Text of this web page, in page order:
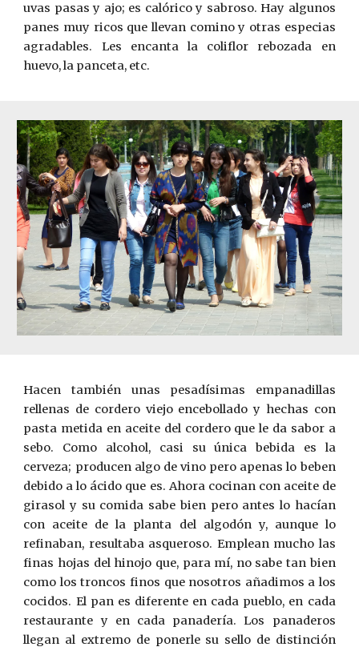
uvas pasas y ajo; es calórico y sabroso. Hay algunos
panes muy ricos que llevan comino y otras especias
agradables. Les encanta la coliflor rebozada en
huevo, la panceta, etc.
Hacen también unas pesadísimas empanadillas
rellenas de cordero viejo encebollado y hechas con
pasta metida en aceite del cordero que le da sabor a
sebo. Como alcohol, casi su única bebida es la
cerveza; producen algo de vino pero apenas lo beben
debido a lo ácido que es. Ahora cocinan con aceite de
girasol y su comida sabe bien pero antes lo hacían
con aceite de la planta del algodón y, aunque lo
refinaban, resultaba asqueroso. Emplean mucho las
finas hojas del hinojo que, para mí, no sabe tan bien
como los troncos finos que nosotros añadimos a los
cocidos. El pan es diferente en cada pueblo, en cada
restaurante y en cada panadería. Los panaderos
llegan al extremo de ponerle su sello de distinción